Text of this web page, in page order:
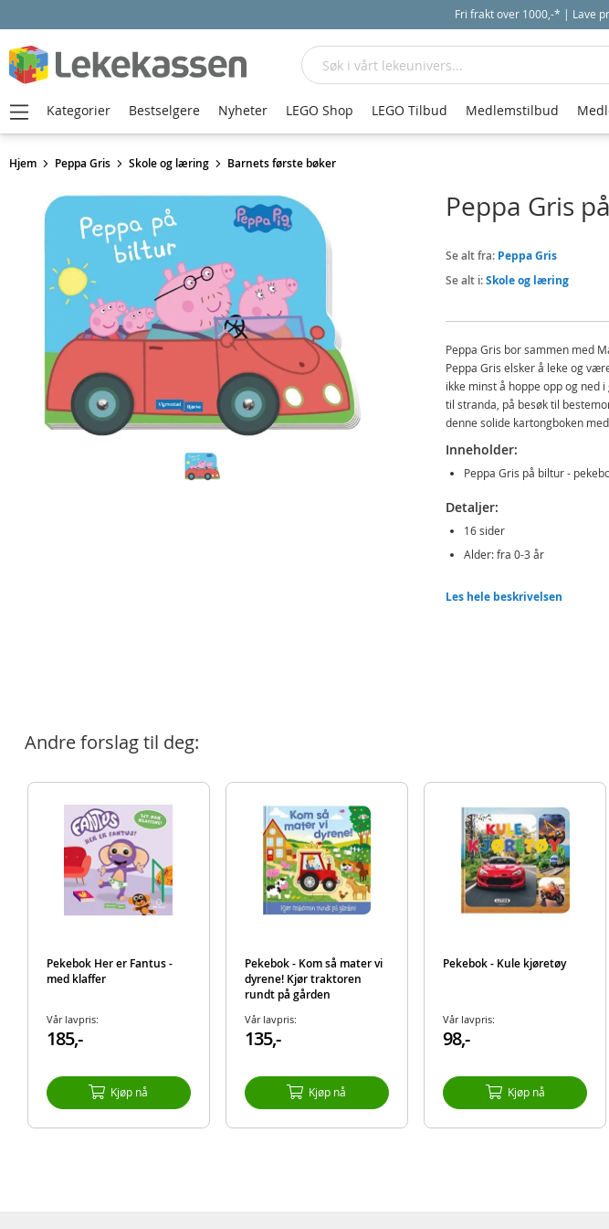
Fri frakt over 1000,-* | Lave
Hjem Peppa Gris Skole og læring Barnets første bøker
Peppa Gris
Se alt fra: Peppa Gris
Se alt i:Skole og læring
Peppa Gris bor sammen med
Peppa Gris elsker å leke og
ikke minst å hoppe opp og ned
til stranda, på besøk til
denne solide kartongboken
Inneholder:
Peppa Gris på biltur -
Detaljer:
16 sider
Alder: fra 0-3 år
Produktdetaljer
Modell
Les hele beskrivelsen
Andre forslag til deg:
Pekebok Her er Fantus -
med klaffer
Vår lavpris:
185,-
Kjøp nå
Pekebok - Kom så mater vi
dyrene! Kjør traktoren
rundt på gården
Vår lavpris:
135,-
Kjøp nå
Pekebok - Kule kjøretøy
Vår lavpris:
98,-
Kjøp nå
Søk
Kategorier Bestselgere Nyheter LEGO Shop LEGO Tilbud Medlemstilbud